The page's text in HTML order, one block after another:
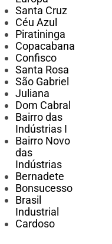
Santa Cruz
Céu Azul
Piratininga
Copacabana
Confisco
Santa Rosa
São Gabriel
Juliana
Dom Cabral
Bairro das
Indústrias I
Bairro Novo
das
Indústrias
Bernadete
Bonsucesso
Brasil
Industrial
Cardoso